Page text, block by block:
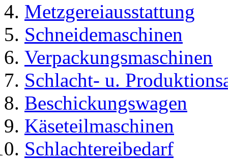
Metzgereiausstattung
Schneidemaschinen
Verpackungsmaschinen
Schlacht- u.
Beschickungswagen
Käseteilmaschinen
Schlachtereibedarf